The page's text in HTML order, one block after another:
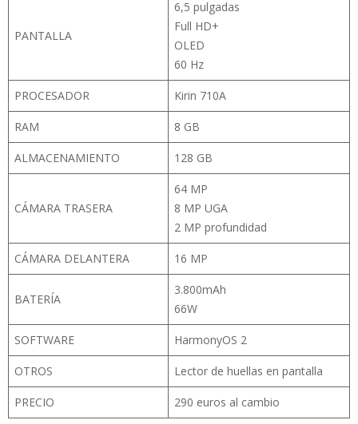
PANTALLA
6,5 pulgadas
Full HD+
OLED
60 Hz
PROCESADOR Kirin 710A
RAM 8 GB
ALMACENAMIENTO 128 GB
CÁMARA TRASERA
64 MP
8 MP UGA
2 MP profundidad
CÁMARA DELANTERA 16 MP
BATERÍA
3.800mAh
66W
SOFTWARE HarmonyOS 2
OTROS Lector de huellas en pantalla
PRECIO 290 euros al cambio